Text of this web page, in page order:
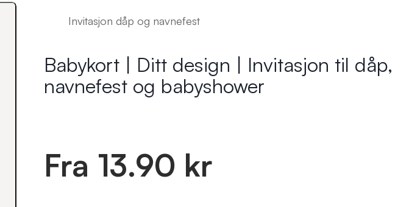
Invitasjon dåp og navnefest
Babykort | Ditt design | Invitasjon til dåp,
navnefest og babyshower
Fra 13.90 kr